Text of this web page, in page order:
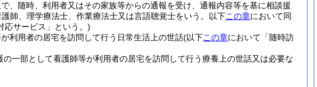
、随時、利用者又はその家族等からの通報を受け、通報内容等を基に相談援
師、理学療法士、作業療法士又は言語聴覚士をいう。以下この章において同
応サービス」という。)
利用者の居宅を訪問して行う日常生活上の世話(以下この章において「随時訪
一部として看護師等が利用者の居宅を訪問して行う療養上の世話又は必要な